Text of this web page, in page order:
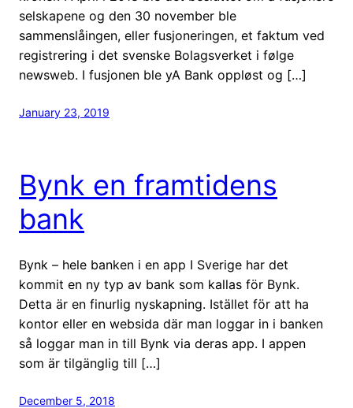
selskapene og den 30 november ble
sammenslåingen, eller fusjoneringen, et faktum ved
registrering i det svenske Bolagsverket i følge
newsweb. I fusjonen ble yA Bank oppløst og […]
January 23, 2019
Bynk en framtidens
bank
Bynk – hele banken i en app I Sverige har det
kommit en ny typ av bank som kallas för Bynk.
Detta är en finurlig nyskapning. Istället för att ha
kontor eller en websida där man loggar in i banken
så loggar man in till Bynk via deras app. I appen
som är tilgänglig till […]
December 5, 2018